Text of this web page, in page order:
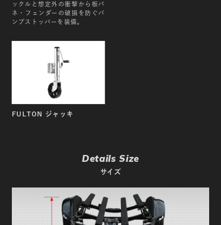
自動車税(年額) ￥10,200
諸費用合計￥24,990
※1 一部都道府県では違う場合もございます。
※2 牽引車の表示はあくまで目安です。車種により不可の場合もございますの
で、販売店などにご相談ください。
※3 トレーラーを発送する場合は、梱包の都合により一部組立てが必要となりま
ックルと想定外の衝撃から板バ
ネ・フェンダーの破損を防ぐバ
ンプストッパーを装備。
FULTON ジャッキ
Details Size
サイズ